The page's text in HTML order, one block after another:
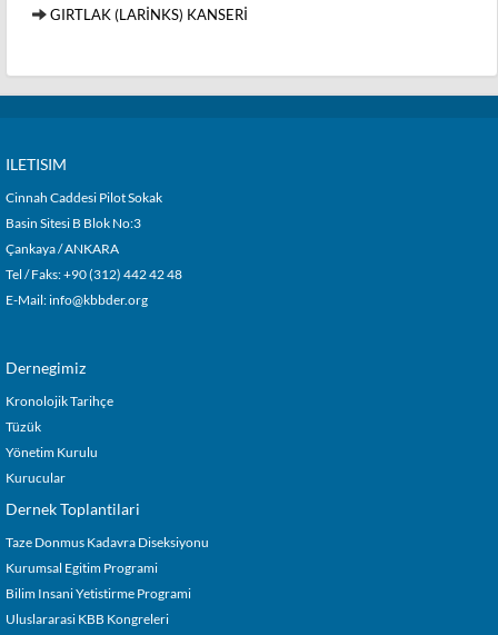
GIRTLAK (LARİNKS) KANSERİ
ILETISIM
Cinnah Caddesi Pilot Sokak
Basin Sitesi B Blok No:3
Çankaya / ANKARA
Tel / Faks: +90 (312) 442 42 48
E-Mail:info@kbbder.org
Dernegimiz
Kronolojik Tarihçe
Tüzük
Yönetim Kurulu
Kurucular
Dernek Toplantilari
Taze Donmus Kadavra Diseksiyonu
Kurumsal Egitim Programi
Bilim Insani Yetistirme Programi
Uluslararasi KBB Kongreleri